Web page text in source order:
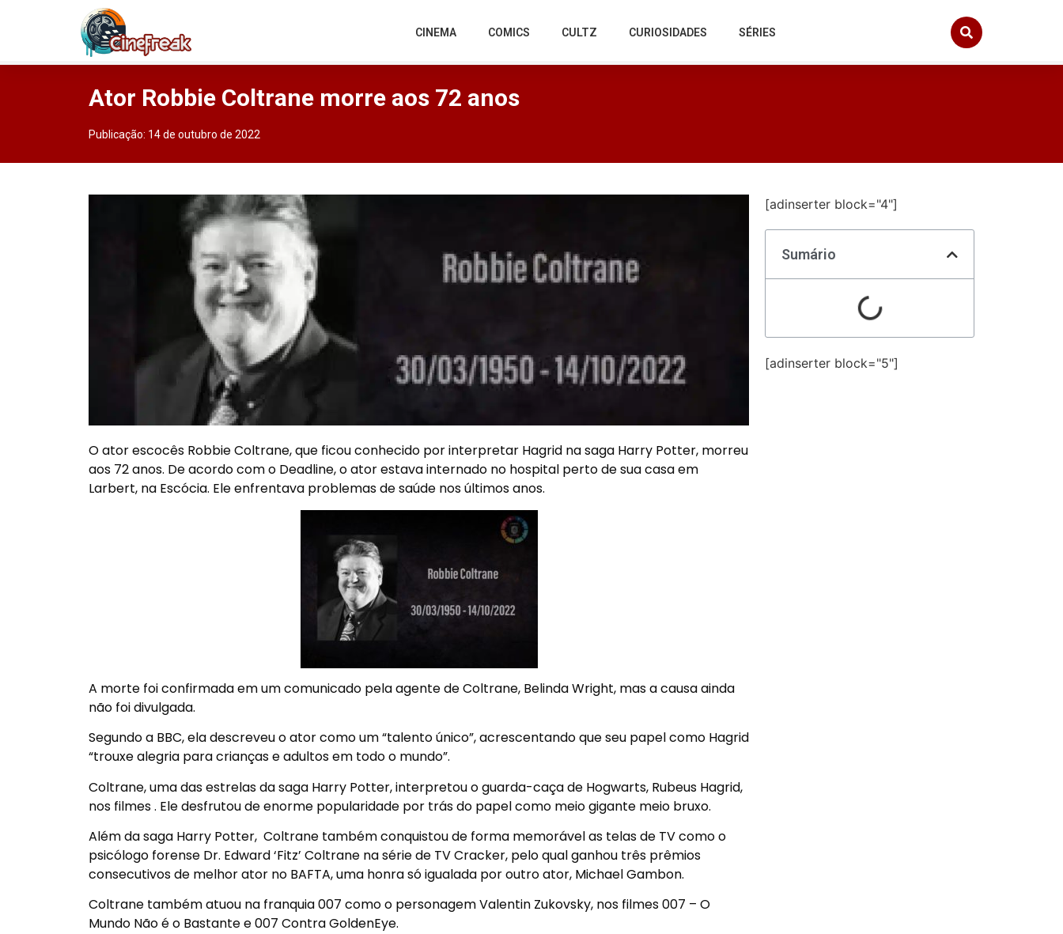
CINEMA COMICS CULTZ CURIOSIDADES SÉRIES
Ator Robbie Coltrane morre aos 72 anos
Publicação: 14 de outubro de 2022
O ator escocês Robbie Coltrane, que ficou conhecido por interpretar Hagrid na saga Harry Potter, morreu
aos 72 anos. De acordo com o Deadline, o ator estava internado no hospital perto de sua casa em
Larbert, na Escócia. Ele enfrentava problemas de saúde nos últimos anos.
A morte foi confirmada em um comunicado pela agente de Coltrane, Belinda Wright, mas a causa ainda
não foi divulgada.
Segundo a BBC, ela descreveu o ator como um “talento único”, acrescentando que seu papel como Hagrid
“trouxe alegria para crianças e adultos em todo o mundo”.
Coltrane, uma das estrelas da saga Harry Potter, interpretou o guarda-caça de Hogwarts, Rubeus Hagrid,
nos filmes . Ele desfrutou de enorme popularidade por trás do papel como meio gigante meio bruxo.
Além da saga Harry Potter, Coltrane também conquistou de forma memorável as telas de TV como o
psicólogo forense Dr. Edward ‘Fitz’ Coltrane na série de TV Cracker, pelo qual ganhou três prêmios
consecutivos de melhor ator no BAFTA, uma honra só igualada por outro ator, Michael Gambon.
Coltrane também atuou na franquia 007 como o personagem Valentin Zukovsky, nos filmes 007 – O
Mundo Não é o Bastante e 007 Contra GoldenEye.
[adinserter block="4"]
Sumário
[adinserter block="5"]